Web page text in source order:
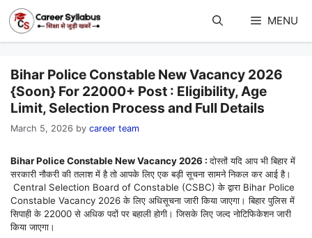
content
MENU
Bihar Police Constable New Vacancy 2026
{Soon} For 22000+ Post : Eligibility, Age
Limit, Selection Process and Full Details
March 5, 2026 by career team
Bihar Police Constable New Vacancy 2026 :दोस्तों यदि आप भी बिहार में
सरकारी नौकरी की तलाश में है तो आपके लिए एक बड़ी सूचना सामने निकल कर आई है।
Central Selection Board of Constable (CSBC) के द्वारा Bihar Police
Constable Vacancy 2026 के लिए अधिसूचना जारी किया जाएगा। बिहार पुलिस में
सिपाही के 22000 से अधिक पदों पर बहाली होगी। जिसके लिए जल्द नोटिफिकेशन जारी
किया जाएगा।